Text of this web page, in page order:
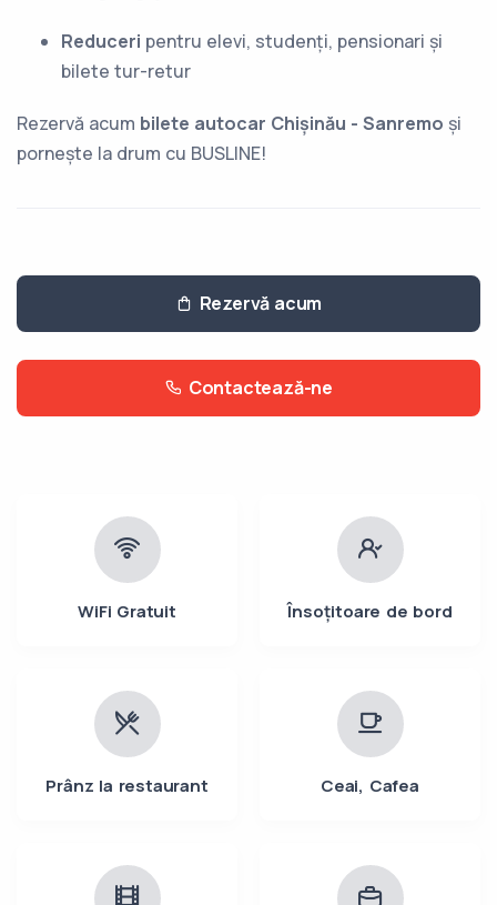
Reduceri pentru elevi, studenți, pensionari și
bilete tur-retur
Rezervă acum bilete autocar Chișinău - Sanremo și
pornește la drum cu BUSLINE!
Rezervă acum
Contactează-ne
WiFi Gratuit Însoțitoare de bord
Prânz la restaurant Ceai, Cafea